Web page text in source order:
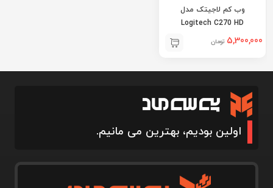
وب کم لاجیتک مدل
Logitech C270 HD
5,300,000 تومان
اولین بودیم، بهترین می مانیم.